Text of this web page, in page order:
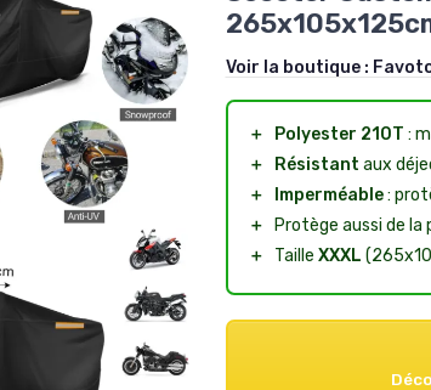
Voir la boutique :
＋ Polyester 210T :
＋
Résistant aux
＋
Imperméable:
＋
Protège aussi de la
＋
Taille XXXL